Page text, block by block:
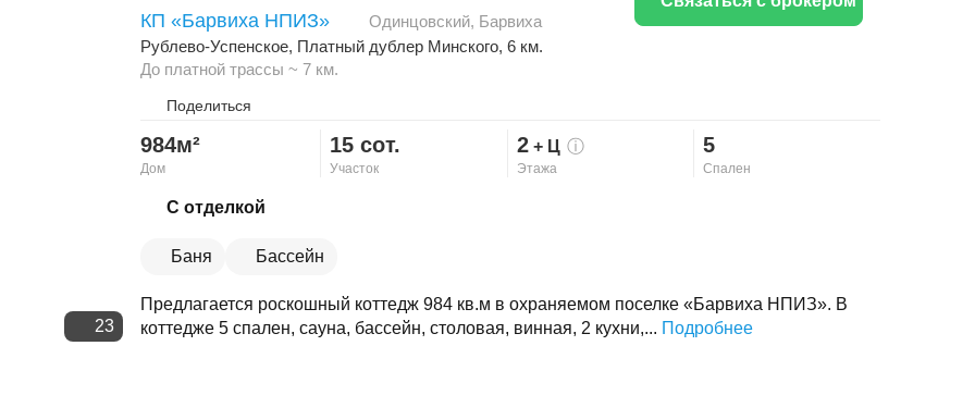
23
КП «Барвиха НПИЗ» Одинцовский, Барвиха
Рублево-Успенское, Платный дублер Минского, 6 км.
До платной трассы ~ 7 км.
Поделиться
Скопировать ссылку
984м²
Дом
15 сот.
Участок
2+ Ц ⓘ
Этажа
5
Спален
С отделкой
Баня Бассейн
Предлагается роскошный коттедж 984 кв.м в охраняемом поселке «Барвиха НПИЗ». В
коттедже 5 спален, сауна, бассейн, столовая, винная, 2 кухни,... Подробнее